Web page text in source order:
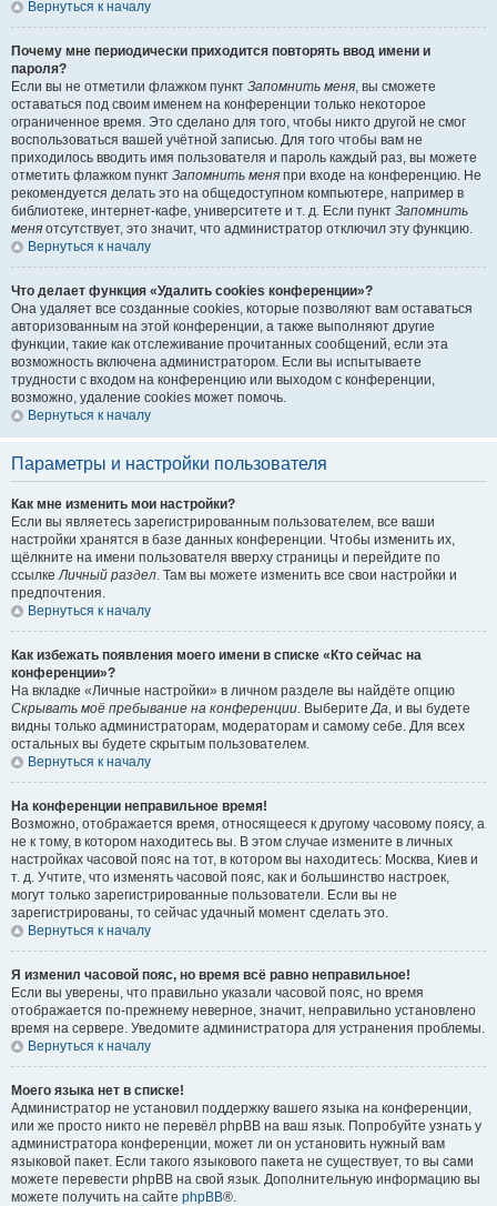
Вернуться к началу
Почему мне периодически приходится повторять ввод имени и
пароля?
Если вы не отметили флажком пункт Запомнить меня, вы сможете
оставаться под своим именем на конференции только некоторое
ограниченное время. Это сделано для того, чтобы никто другой не смог
воспользоваться вашей учётной записью. Для того чтобы вам не
приходилось вводить имя пользователя и пароль каждый раз, вы можете
отметить флажком пункт Запомнить меня при входе на конференцию. Не
рекомендуется делать это на общедоступном компьютере, например в
библиотеке, интернет-кафе, университете и т. д. Если пункт Запомнить
меня отсутствует, это значит, что администратор отключил эту функцию.
Вернуться к началу
Что делает функция «Удалить cookies конференции»?
Она удаляет все созданные cookies, которые позволяют вам оставаться
авторизованным на этой конференции, а также выполняют другие
функции, такие как отслеживание прочитанных сообщений, если эта
возможность включена администратором. Если вы испытываете
трудности с входом на конференцию или выходом с конференции,
возможно, удаление cookies может помочь.
Вернуться к началу
Параметры и настройки пользователя
Как мне изменить мои настройки?
Если вы являетесь зарегистрированным пользователем, все ваши
настройки хранятся в базе данных конференции. Чтобы изменить их,
щёлкните на имени пользователя вверху страницы и перейдите по
ссылкеЛичный раздел. Там вы можете изменить все свои настройки и
предпочтения.
Вернуться к началу
Как избежать появления моего имени в списке «Кто сейчас на
конференции»?
На вкладке «Личные настройки» в личном разделе вы найдёте опцию
Скрывать моё пребывание на конференции. ВыберитеДа, и вы будете
видны только администраторам, модераторам и самому себе. Для всех
остальных вы будете скрытым пользователем.
Вернуться к началу
На конференции неправильное время!
Возможно, отображается время, относящееся к другому часовому поясу, а
не к тому, в котором находитесь вы. В этом случае измените в личных
настройках часовой пояс на тот, в котором вы находитесь: Москва, Киев и
т. д. Учтите, что изменять часовой пояс, как и большинство настроек,
могут только зарегистрированные пользователи. Если вы не
зарегистрированы, то сейчас удачный момент сделать это.
Вернуться к началу
Я изменил часовой пояс, но время всё равно неправильное!
Если вы уверены, что правильно указали часовой пояс, но время
отображается по-прежнему неверное, значит, неправильно установлено
время на сервере. Уведомите администратора для устранения проблемы.
Вернуться к началу
Моего языка нет в списке!
Администратор не установил поддержку вашего языка на конференции,
или же просто никто не перевёл phpBB на ваш язык. Попробуйте узнать у
администратора конференции, может ли он установить нужный вам
языковой пакет. Если такого языкового пакета не существует, то вы сами
можете перевести phpBB на свой язык. Дополнительную информацию вы
можете получить на сайте phpBB®.